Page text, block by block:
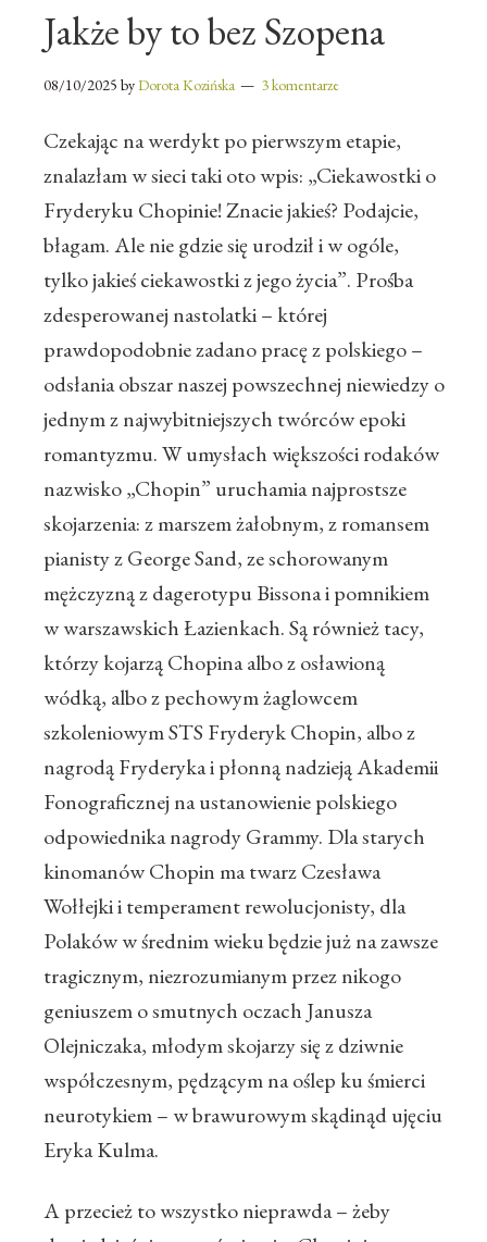
Jakże by to bez Szopena
08/10/2025 byDorota Kozińska 3 komentarze
Czekając na werdykt po pierwszym etapie,
znalazłam w sieci taki oto wpis: „Ciekawostki o
Fryderyku Chopinie! Znacie jakieś? Podajcie,
błagam. Ale nie gdzie się urodził i w ogóle,
tylko jakieś ciekawostki z jego życia”. Prośba
zdesperowanej nastolatki – której
prawdopodobnie zadano pracę z polskiego –
odsłania obszar naszej powszechnej niewiedzy o
jednym z najwybitniejszych twórców epoki
romantyzmu. W umysłach większości rodaków
nazwisko „Chopin” uruchamia najprostsze
skojarzenia: z marszem żałobnym, z romansem
pianisty z George Sand, ze schorowanym
mężczyzną z dagerotypu Bissona i pomnikiem
w warszawskich Łazienkach. Są również tacy,
którzy kojarzą Chopina albo z osławioną
wódką, albo z pechowym żaglowcem
szkoleniowym STS Fryderyk Chopin, albo z
nagrodą Fryderyka i płonną nadzieją Akademii
Fonograficznej na ustanowienie polskiego
odpowiednika nagrody Grammy. Dla starych
kinomanów Chopin ma twarz Czesława
Wołłejki i temperament rewolucjonisty, dla
Polaków w średnim wieku będzie już na zawsze
tragicznym, niezrozumianym przez nikogo
geniuszem o smutnych oczach Janusza
Olejniczaka, młodym skojarzy się z dziwnie
współczesnym, pędzącym na oślep ku śmierci
neurotykiem – w brawurowym skądinąd ujęciu
Eryka Kulma.
A przecież to wszystko nieprawda – żeby